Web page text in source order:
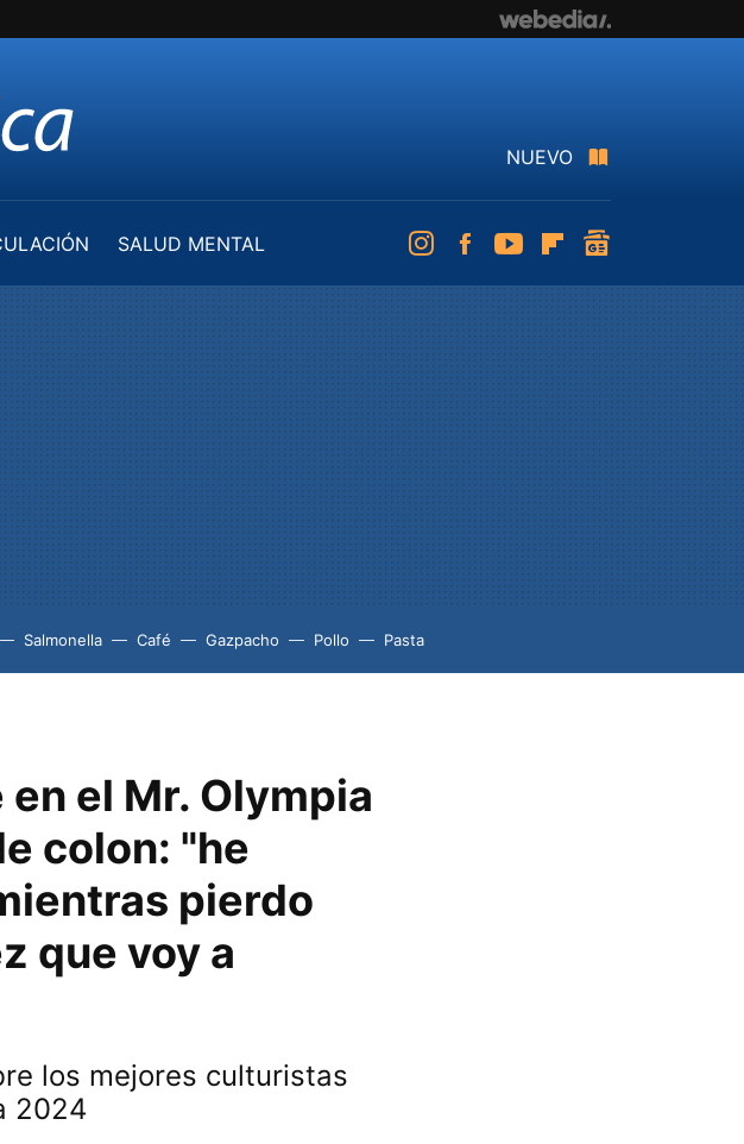
NUEVO
SALUD MENTAL
InstagramFacebookYoutubeFlipboard
Salmonella Café Gazpacho Pollo Pasta
el Mr. Olympia
colon: "he
pierdo
que voy a
los mejores culturistas
2024